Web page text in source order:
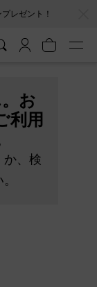
レゼント！
お
利用
か、検